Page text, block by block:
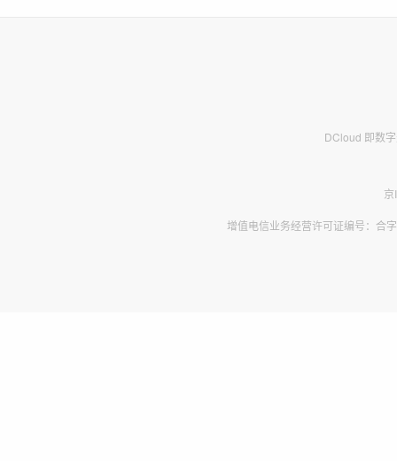
DCloud 即数
增值电信业务经营许可证编号：合